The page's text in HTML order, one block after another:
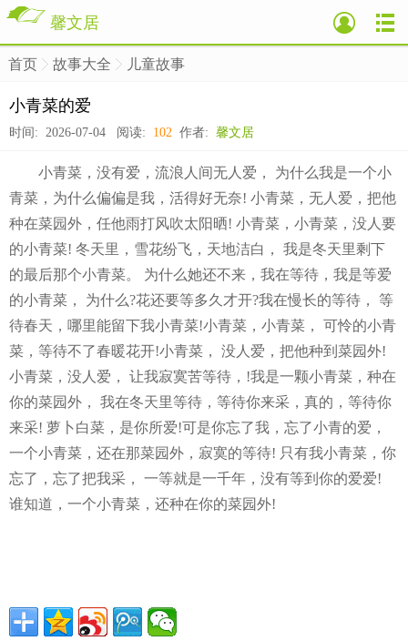
馨文居
首页 故事大全 儿童故事
小青菜的爱
时间: 2026-07-04 阅读: 102 作者: 馨文居
小青菜，没有爱，流浪人间无人爱， 为什么我是一个小
青菜，为什么偏偏是我，活得好无奈! 小青菜，无人爱，把他
种在菜园外，任他雨打风吹太阳晒! 小青菜，小青菜，没人要
的小青菜! 冬天里，雪花纷飞，天地洁白， 我是冬天里剩下
的最后那个小青菜。 为什么她还不来，我在等待，我是等爱
的小青菜， 为什么?花还要等多久才开?我在慢长的等待， 等
待春天，哪里能留下我小青菜!小青菜，小青菜， 可怜的小青
菜，等待不了春暖花开!小青菜， 没人爱，把他种到菜园外!
小青菜，没人爱， 让我寂寞苦等待，!我是一颗小青菜，种在
你的菜园外， 我在冬天里等待，等待你来采，真的，等待你
来采! 萝卜白菜，是你所爱!可是你忘了我，忘了小青的爱，
一个小青菜，还在那菜园外，寂寞的等待! 只有我小青菜，你
忘了，忘了把我采， 一等就是一千年，没有等到你的爱爱!
谁知道，一个小青菜，还种在你的菜园外!